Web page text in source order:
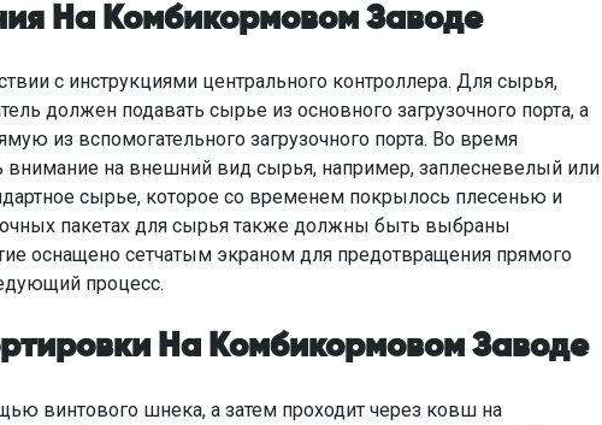
На Комбикормовом Заводе
с инструкциями центрального контроллера. Для сырья,
должен подавать сырье из основного загрузочного порта, а
из вспомогательного загрузочного порта. Во время
внимание на внешний вид сырья, например, заплесневелый или
сырье, которое со временем покрылось плесенью и
пакетах для сырья также должны быть выбраны
оснащено сетчатым экраном для предотвращения прямого
процесс.
На Комбикормовом Заводе
винтового шнека, а затем проходит через ковш на